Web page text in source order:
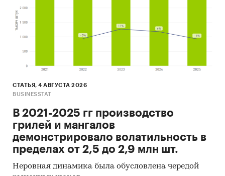
СТАТЬЯ, 4 АВГУСТА 2026
BUSINESSTAT
В 2021-2025 гг производство
грилей и мангалов
демонстрировало волатильность в
пределах от 2,5 до 2,9 млн шт.
Неровная динамика была обусловлена чередой